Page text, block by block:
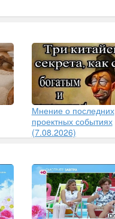
Мнение о последних
проектных событиях
(7.08.2026)